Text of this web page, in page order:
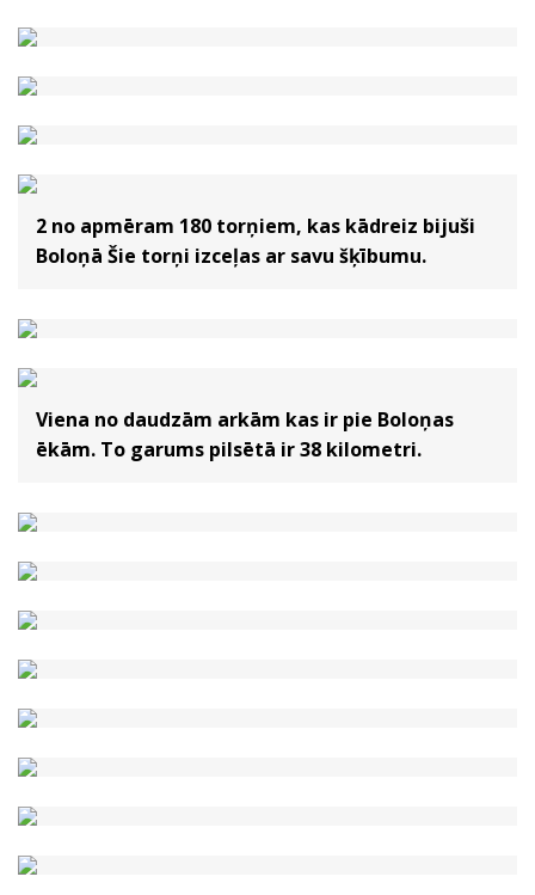
2 no apmēram 180 torņiem, kas kādreiz bijuši
Boloņā Šie torņi izceļas ar savu šķībumu.
Viena no daudzām arkām kas ir pie Boloņas
ēkām. To garums pilsētā ir 38 kilometri.